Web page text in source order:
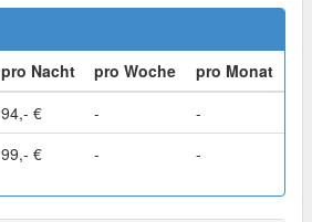
pro Nacht pro Woche
pro Monat
94,- € -
-
99,- € - -